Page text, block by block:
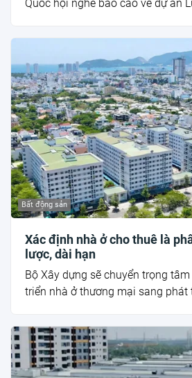
Quốc hội nghe báo cáo về dự án
Bất động sản
Xác định nhà ở cho thuê là
lược, dài hạn
Bộ Xây dựng sẽ chuyển trọng
triển nhà ở thương mại sang phát